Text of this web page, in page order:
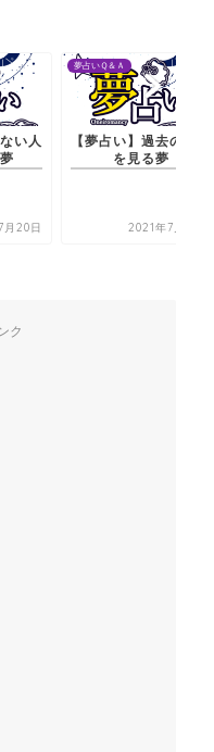
自分
月20日
夢占いＱ＆Ａ
【夢占い】犬がじゃれ
2021年7月21日
ク